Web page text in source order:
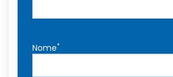
Nome*